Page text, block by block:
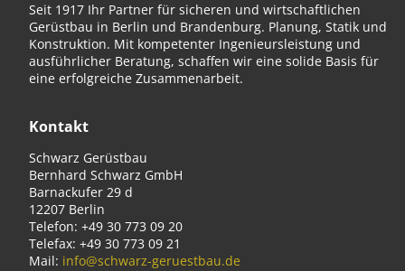
Seit 1917 Ihr Partner für sicheren und wirtschaftlichen
Gerüstbau in Berlin und Brandenburg. Planung, Statik und
Konstruktion. Mit kompetenter Ingenieursleistung und
ausführlicher Beratung, schaffen wir eine solide Basis für
eine erfolgreiche Zusammenarbeit.
Kontakt
Schwarz Gerüstbau
Bernhard Schwarz GmbH
Barnackufer 29 d
12207 Berlin
Telefon: +49 30 773 09 20
Telefax: +49 30 773 09 21
Mail: info@schwarz-geruestbau.de